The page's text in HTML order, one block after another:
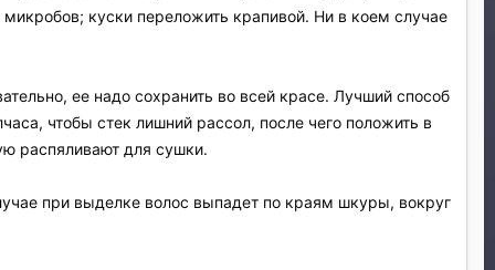
куски переложить крапивой. Ни в коем случае
ее надо сохранить во всей красе. Лучший способ
чтобы стек лишний рассол, после чего положить в
распяливают для сушки.
при выделке волос выпадет по краям шкуры, вокруг